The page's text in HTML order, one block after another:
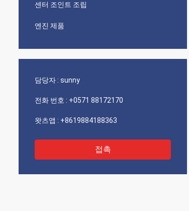
센터 조인트 조립
엔진 제품
담당자 : sunny
전화 번호 : +0571 88172170
왓츠앱 : +8619884188363
접촉